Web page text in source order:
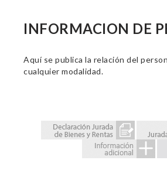
INFORMACION DE
Aquí se publica la relación del
cualquier modalidad.